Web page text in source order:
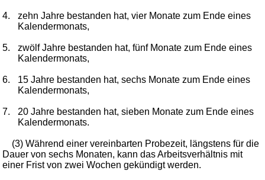
4.
zehn Jahre bestanden hat, vier Monate zum Ende eines
Kalendermonats,
5.
zwölf Jahre bestanden hat, fünf Monate zum Ende eines
Kalendermonats,
6.
15 Jahre bestanden hat, sechs Monate zum Ende eines
Kalendermonats,
7.
20 Jahre bestanden hat, sieben Monate zum Ende eines
Kalendermonats.
(3) Während einer vereinbarten Probezeit, längstens für die
Dauer von sechs Monaten, kann das Arbeitsverhältnis mit
einer Frist von zwei Wochen gekündigt werden.